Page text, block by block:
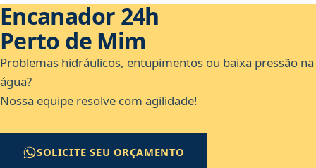
Encanador 24h
Perto de Mim
Problemas hidráulicos, entupimentos ou baixa pressão na
água?
Nossa equipe resolve com agilidade!
SOLICITE SEU ORÇAMENTO